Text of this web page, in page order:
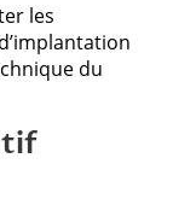
les
du